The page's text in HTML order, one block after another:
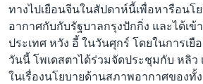
ทางไปเยือนจีนในสัปดาห์นี้เพื่อหารือนโ
อากาศกับกับรัฐบาลกรุงปักกิ่ง และได้เข้
ประเทศ หวัง อี้ ในวันศุกร์ โดยในการเยื
วันนี้ โพเดสตาได้ร่วมจัดประชุมกับ หลิว
ในเรื่องนโยบายด้านสภาพอากาศของทั้